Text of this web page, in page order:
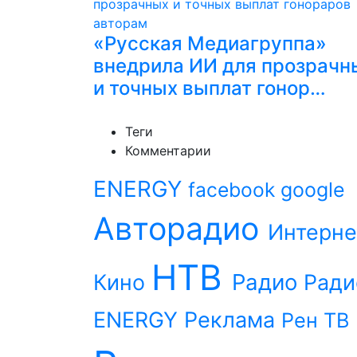
«Русская Медиагруппа»
внедрила ИИ для
и точных выплат гонор…
Теги
Комментарии
ENERGY facebook google
Авторадио
Кино НТВ Радио
ENERGY Реклама Рен ТВ